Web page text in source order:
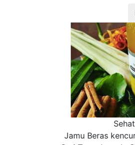
Jamu Beras